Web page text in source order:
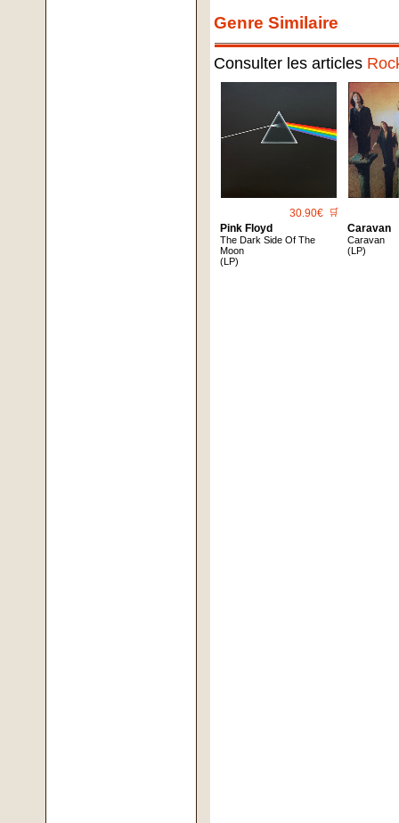
Genre Similaire
Consulter les articles
30.90€ 🛒
Pink Floyd
The Dark Side Of The
Moon
(LP)
Caravan
Caravan
(LP)